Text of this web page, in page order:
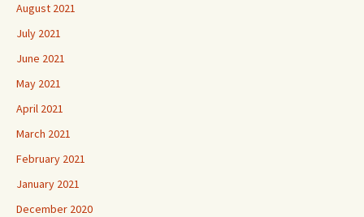
August 2021
July 2021
June 2021
May 2021
April 2021
March 2021
February 2021
January 2021
December 2020